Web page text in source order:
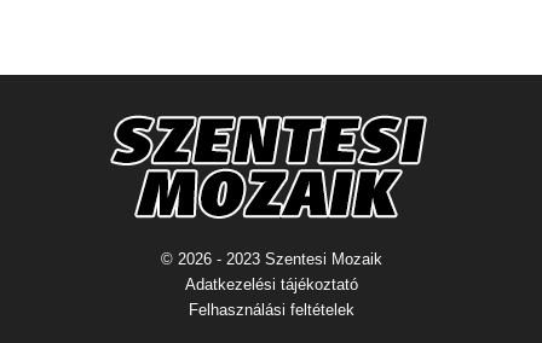
© 2026 - 2023 Szentesi Mozaik
Adatkezelési tájékoztató
Felhasználási feltételek